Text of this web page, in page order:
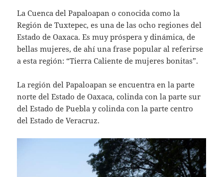
La Cuenca del Papaloapan o conocida como la
Región de Tuxtepec, es una de las ocho regiones del
Estado de Oaxaca. Es muy próspera y dinámica, de
bellas mujeres, de ahí una frase popular al referirse
a esta región: “Tierra Caliente de mujeres bonitas”.
La región del Papaloapan se encuentra en la parte
norte del Estado de Oaxaca, colinda con la parte sur
del Estado de Puebla y colinda con la parte centro
del Estado de Veracruz.